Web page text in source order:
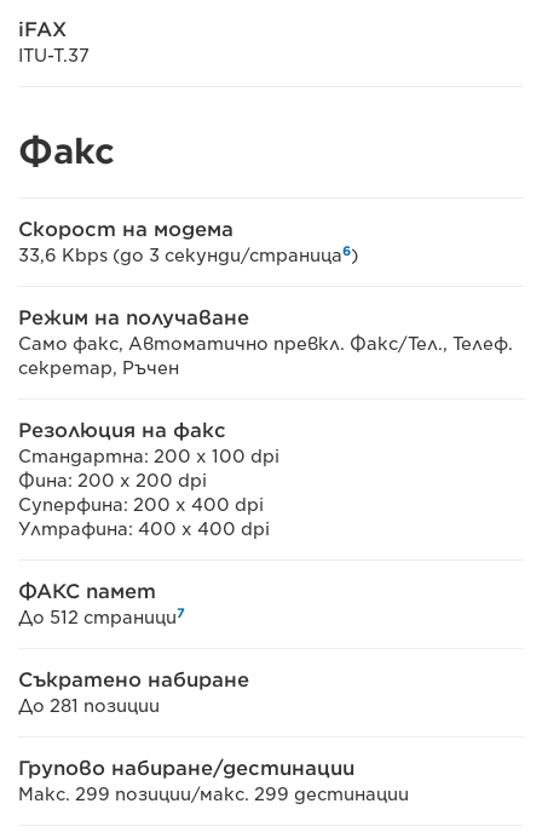
iFAX
ITU-T.37
Факс
Скорост на модема
33,6 Kbps (до 3 секунди/страница6)
Режим на получаване
Само факс, Автоматично превкл. Факс/Тел., Телеф.
секретар, Ръчен
Резолюция на факс
Стандартна: 200 x 100 dpi
Фина: 200 x 200 dpi
Суперфина: 200 x 400 dpi
Ултрафина: 400 x 400 dpi
ФАКС памет
До 512 страници7
Съкратено набиране
До 281 позиции
Групово набиране/дестинации
Макс. 299 позиции/макс. 299 дестинации